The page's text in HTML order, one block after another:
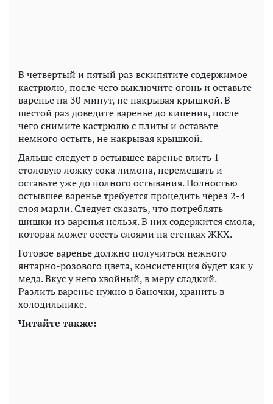
В четвертый и пятый раз вскипятите содержимое
кастрюлю, после чего выключите огонь и оставьте
варенье на 30 минут, не накрывая крышкой. В
шестой раз доведите варенье до кипения, после
чего снимите кастрюлю с плиты и оставьте
немного остыть, не накрывая крышкой.
Дальше следует в остывшее варенье влить 1
столовую ложку сока лимона, перемешать и
оставьте уже до полного остывания. Полностью
остывшее варенье требуется процедить через 2-4
слоя марли. Следует сказать, что потреблять
шишки из варенья нельзя. В них содержится смола,
которая может осесть слоями на стенках ЖКХ.
Готовое варенье должно получиться нежного
янтарно-розового цвета, консистенция будет как у
меда. Вкус у него хвойный, в меру сладкий.
Разлить варенье нужно в баночки, хранить в
холодильнике.
Читайте также: